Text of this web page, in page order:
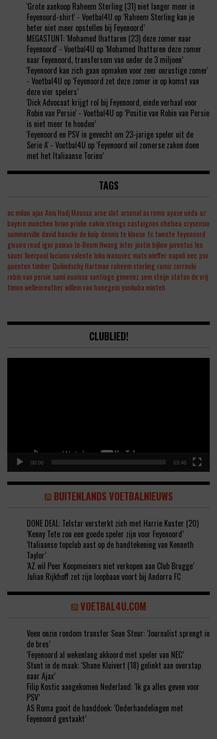
'Grote aankoop Raheem Sterling (31) niet langer meer in
Feyenoord-shirt' - Voetbal4U op ‘Raheem Sterling kan je
beter niet meer opstellen bij Feyenoord’
MEGASTUNT: 'Mohamed Ihattaren (23) deze zomer naar
Feyenoord' - Voetbal4U op ‘Mohamed Ihattaren deze zomer
naar Feyenoord, transfersom van onder de 3 miljoen’
'Feyenoord kan zich gaan opmaken voor zeer onrustige zomer'
- Voetbal4U op ‘Feyenoord zet deze zomer in op komst van
deze vier spelers’
'Dick Advocaat krijgt rol bij Feyenoord, einde verhaal voor
Robin van Persie' - Voetbal4U op ‘Positie van Robin van Persie
is niet meer te houden’
'Feyenoord en PSV in gevecht om 23-jarige speler uit de
Serie A' - Voetbal4U op ‘Feyenoord wil zomerse zaken doen
met het Italiaanse Torino’
TAGS
ac milan ajax Anis Hadj Moussa arne slot arsenal as roma ayase ueda az
bayern munchen brian priske calvin stengs castaignos chelsea crysensio
summerville david hancko de kuip dennis te kloese fc twente feyenoord
givairo read igor paixao In-Beom Hwang inter justin bijlow juventus leo
sauer liverpool luciano valente luka ivanusec mats wieffer napoli nec psv
quenten timber Quilindschy Hartman raheem sterling ramiz zerrouki
robin van persie sami ouaissa santiago gimenez sem steijn stefan de vrij
timon wellenreutherwillem van hanegemyankuba minteh
CLUBLIED!
00:00 03:46
BUITENLANDS VOETBALNIEUWS
DONE DEAL: Telstar versterkt zich met Harrie Kuster (20)
‘Kenny Tete zou een goede speler zijn voor Feyenoord’
‘Italiaanse topclub aast op de handtekening van Kenneth
Taylor’
‘AZ wil Peer Koopmeiners niet verkopen aan Club Brugge’
Julian Rijkhoff zet zijn loopbaan voort bij Andorra FC
VOETBAL4U.COM
Veen onzin rondom transfer Sean Steur: ‘Journalist sprengt in
de bres’
‘Feyenoord al wekenlang akkoord met speler van NEC’
Stunt in de maak: ‘Shane Kluivert (18) gelinkt aan overstap
naar Ajax’
Filip Kostic aangekomen Nederland: ‘Ik ga alles geven voor
PSV’
AS Roma gooit de handdoek: ‘Onderhandelingen met
Feyenoord gestaakt’